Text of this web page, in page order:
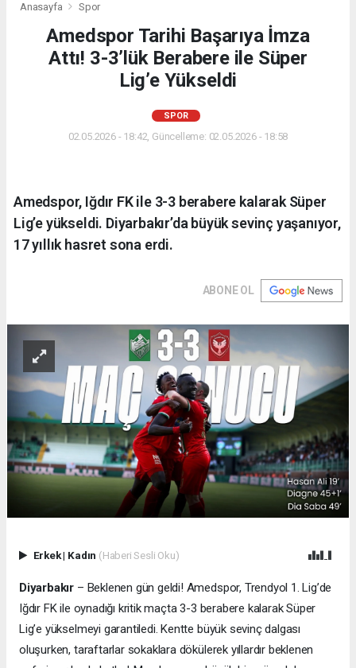
Anasayfa Spor
Amedspor Tarihi Başarıya İmza
Attı! 3-3’lük Berabere ile Süper
Lig’e Yükseldi
SPOR
02.05.2026 - 18:42, Güncelleme: 02.05.2026 - 18:58
Amedspor, Iğdır FK ile 3-3 berabere kalarak Süper
Lig’e yükseldi. Diyarbakır’da büyük sevinç yaşanıyor,
17 yıllık hasret sona erdi.
ABONE OL
Erkek| Kadın (Haberi Sesli Oku)
Diyarbakır – Beklenen gün geldi! Amedspor, Trendyol 1. Lig’de
Iğdır FK ile oynadığı kritik maçta 3-3 berabere kalarak Süper
Lig’e yükselmeyi garantiledi. Kentte büyük sevinç dalgası
oluşurken, taraftarlar sokaklara dökülerek yıllardır beklenen